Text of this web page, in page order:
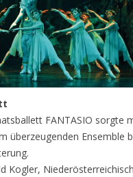
FANTASIO sorgte
überzeugenden Ensemble
Kogler,